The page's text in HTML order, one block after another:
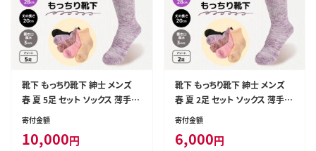
靴下 もっちり靴下 紳士 メンズ
春 夏 5足 セット ソックス 薄手
蒸れない 爽やか もっちり 靴下 く
ネス シンプル カジュアル おしゃ
寄付金額
10,000円
靴下 もっちり靴下 紳士 メンズ
春 夏 2足 セット ソックス 薄手
蒸れない 爽やか もっちり 靴下 く
ネス シンプル カジュアル おしゃ
寄付金額
6,000円